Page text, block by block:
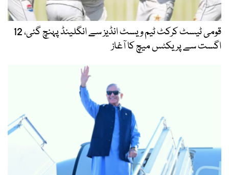
قومی ٹیسٹ کرکٹ ٹیم ویسٹ انڈیز سے انگلینڈ پہنچ گئی، 12
اگست سے پریکٹس میچ کا آغاز